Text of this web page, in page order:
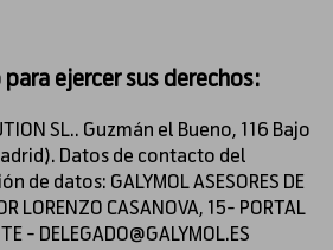
ejercer sus derechos:
SL.. Guzmán el Bueno, 116 Bajo
Datos de contacto del
de datos: GALYMOL ASESORES DE
LORENZO CASANOVA, 15- PORTAL
- DELEGADO@GALYMOL.ES